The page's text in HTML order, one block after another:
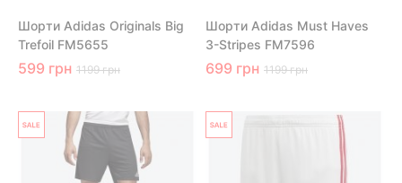
Шорти Adidas Originals Big
Trefoil FM5655
599 грн 1199 грн
Шорти Adidas Must Haves
3-Stripes FM7596
699 грн 1199 грн